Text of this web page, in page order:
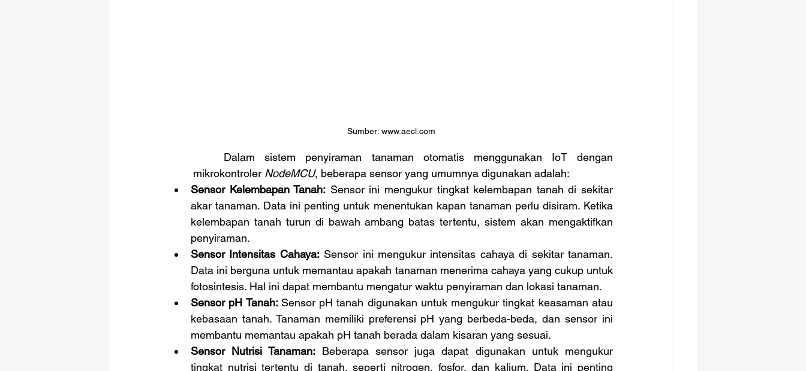
Sumber: www.aecl.com
mikrokontroler NodeMCU, beberapa sensor yang umumnya digunakan adalah:
Sensor Kelembapan Tanah: Sensor ini mengukur tingkat kelembapan tanah di sekitar
akar tanaman. Data ini penting untuk menentukan kapan tanaman perlu disiram. Ketika
kelembapan tanah turun di bawah ambang batas tertentu, sistem akan mengaktifkan
penyiraman.
Sensor Intensitas Cahaya: Sensor ini mengukur intensitas cahaya di sekitar tanaman.
Data ini berguna untuk memantau apakah tanaman menerima cahaya yang cukup untuk
fotosintesis. Hal ini dapat membantu mengatur waktu penyiraman dan lokasi tanaman.
Sensor pH Tanah: Sensor pH tanah digunakan untuk mengukur tingkat keasaman atau
kebasaan tanah. Tanaman memiliki preferensi pH yang berbeda-beda, dan sensor ini
membantu memantau apakah pH tanah berada dalam kisaran yang sesuai.
Sensor Nutrisi Tanaman: Beberapa sensor juga dapat digunakan untuk mengukur
tingkat nutrisi tertentu di tanah, seperti nitrogen, fosfor, dan kalium. Data ini penting